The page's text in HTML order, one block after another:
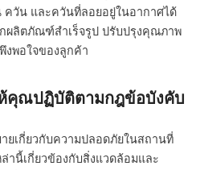
ควัน และควันที่ลอยอยู่ในอากาศได้
ผลิตภัณฑ์สำเร็จรูป ปรับปรุงคุณภาพ
พอใจของลูกค้า
ห้คุณปฏิบัติตามกฎข้อบังคับ
ยเกี่ยวกับความปลอดภัยในสถานที่
านี้เกี่ยวข้องกับสิ่งแวดล้อมและ